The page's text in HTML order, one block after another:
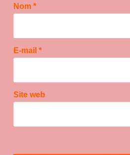
Nom *
E-mail *
Site web